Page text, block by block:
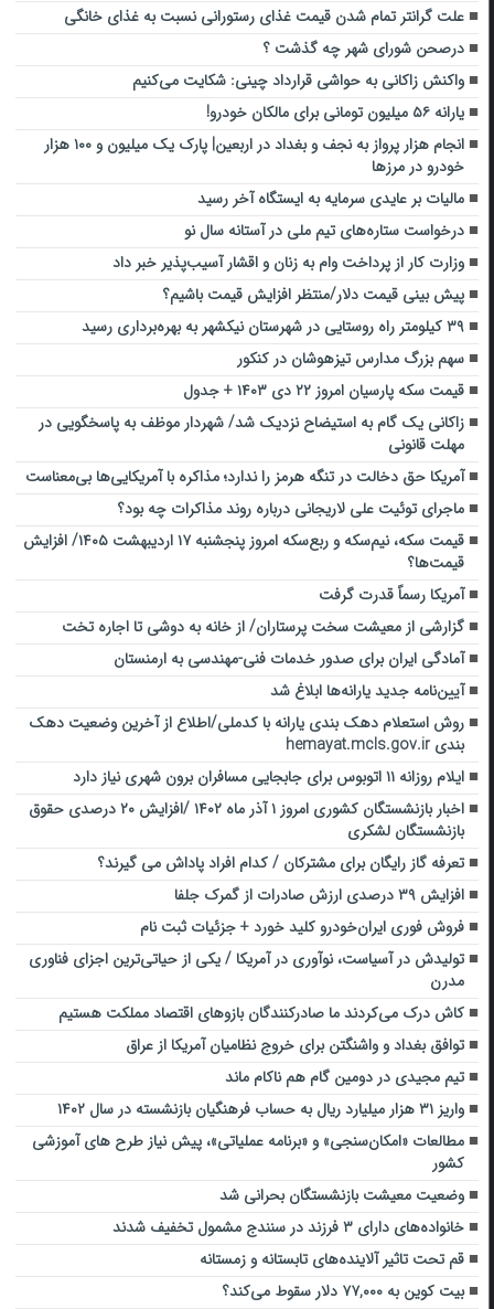
علت گرانتر تمام شدن قیمت غذای رستورانی نسبت به غذای خانگی
درصحن شورای شهر چه گذشت ؟
واکنش زاکانی به حواشی قرارداد چینی: شکایت می‌کنیم
یارانه ۵۶ میلیون تومانی برای مالکان خودرو!
انجام هزار پرواز به نجف و بغداد در اربعین| پارک یک میلیون و ۱۰۰ هزار
خودرو در مرزها
مالیات بر عایدی سرمایه به ایستگاه آخر رسید
درخواست ستاره‌های تیم ملی در آستانه سال نو
وزارت کار از پرداخت وام به زنان و اقشار آسیب‌پذیر خبر داد
پیش بینی قیمت دلار/منتظر افزایش قیمت باشیم؟
۳۹ کیلومتر راه روستایی در شهرستان نیکشهر به بهره‌برداری رسید
سهم بزرگ مدارس تیزهوشان در کنکور
قیمت سکه پارسیان امروز ۲۲ دی ۱۴۰۳ + جدول
زاکانی یک گام به استیضاح نزدیک شد/ شهردار موظف به پاسخگویی در
مهلت قانونی
آمریکا حق دخالت در تنگه هرمز را ندارد؛ مذاکره با آمریکایی‌ها بی‌معناست
ماجرای توئیت علی لاریجانی درباره روند مذاکرات چه بود؟
قیمت سکه، نیم‌سکه و ربع‌سکه امروز پنجشنبه ۱۷ اردیبهشت ۱۴۰۵/ افزایش
قیمت‌ها؟
آمریکا رسماً قدرت گرفت
گزارشی از معیشت سخت پرستاران/ از خانه به دوشی تا اجاره تخت
آمادگی ایران برای صدور خدمات فنی-مهندسی به ارمنستان
آیین‌نامه جدید یارانه‌ها ابلاغ شد
روش استعلام دهک بندی یارانه با کدملی/اطلاع از آخرین وضعیت دهک
بندی hemayat.mcls.gov.ir
ایلام روزانه ۱۱ اتوبوس برای جابجایی مسافران برون شهری نیاز دارد
اخبار بازنشستگان کشوری امروز ۱ آذر ماه ۱۴۰۲ /افزایش ۲۰ درصدی حقوق
بازنشستگان لشکری
تعرفه گاز رایگان برای مشترکان / کدام افراد پاداش می گیرند؟
افزایش ۳۹ درصدی ارزش صادرات از گمرک جلفا
فروش فوری ایران‌خودرو کلید خورد + جزئیات ثبت نام
تولیدش در آسیاست، نوآوری در آمریکا / یکی از حیاتی‌ترین اجزای فناوری
مدرن
کاش درک می‌کردند ما صادرکنندگان بازوهای اقتصاد مملکت هستیم
توافق بغداد و واشنگتن برای خروج نظامیان آمریکا از عراق
تیم مجیدی در دومین گام هم ناکام ماند
واریز ۳۱ هزار میلیارد ریال به حساب فرهنگیان بازنشسته در سال ۱۴۰۲
مطالعات «امکان‌سنجی» و «برنامه عملیاتی»، پیش نیاز طرح های آموزشی
کشور
وضعیت معیشت بازنشستگان بحرانی شد
خانواده‌های دارای ۳ فرزند در سنندج مشمول تخفیف شدند
قم تحت تاثیر آلاینده‌های تابستانه و زمستانه
بیت ‌کوین به ۷۷,۰۰۰ دلار سقوط می‌کند؟